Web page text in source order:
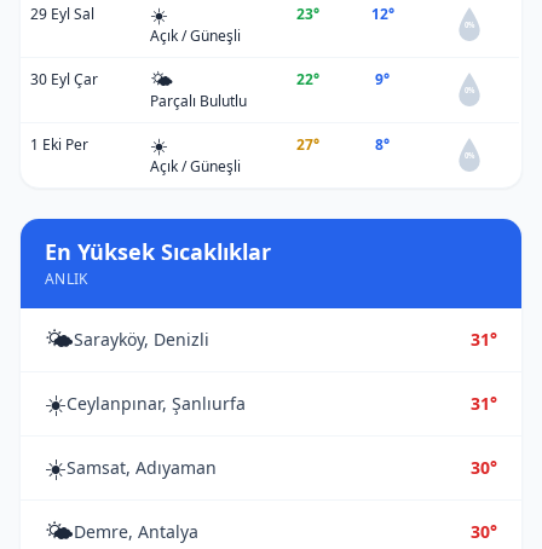
29 Eyl Sal ☀️
Açık / Güneşli
23° 12°
0%
30 Eyl Çar 🌤️
Parçalı Bulutlu
22° 9°
0%
1 Eki Per ☀️
Açık / Güneşli
27° 8°
0%
En Yüksek Sıcaklıklar
ANLIK
🌤️Sarayköy, Denizli 31°
☀️Ceylanpınar, Şanlıurfa 31°
☀️Samsat, Adıyaman 30°
🌤️Demre, Antalya 30°